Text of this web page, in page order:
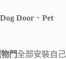
Dog Door 、 Pet
門全部安裝自己